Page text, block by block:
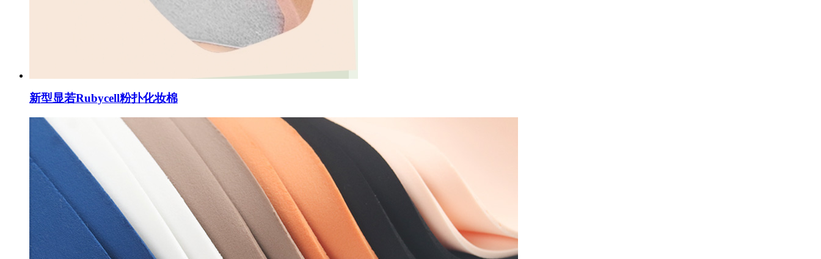
新型显若Rubycell粉扑化妆棉